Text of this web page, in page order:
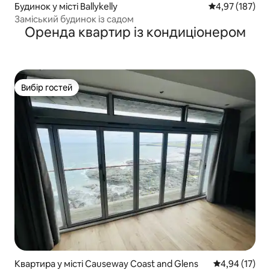
Будинок у місті Ballykelly Середня
4,97 (187)
Заміський будинок із садом
Оренда квартир із кондиціонером
Вибір гостей
Вибір гостей
Квартира у місті Causeway Coast and Glens Середня
4,94 (17)